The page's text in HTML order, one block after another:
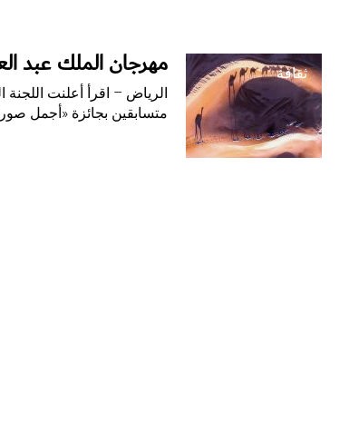
ثقافة مهرجان الملك عبد
الرياض – اقرأ أعلنت
متسابقين بجائزة «أجمل